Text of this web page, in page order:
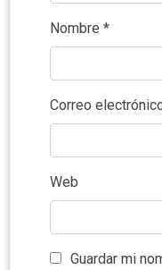
Nombre *
Correo
Web
Guardar mi